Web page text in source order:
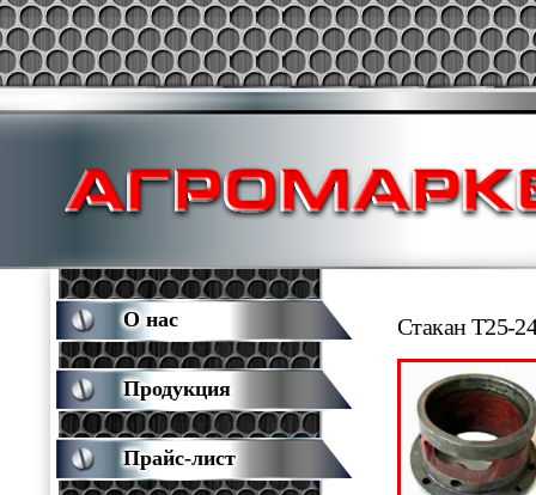
Стакан Т25-
О нас
Продукция
Прайс-лист